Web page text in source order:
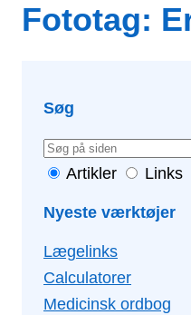
Fototag:
Søg
Artikler Links
Nyeste værktøjer
Lægelinks
Calculatorer
Medicinsk ordbog